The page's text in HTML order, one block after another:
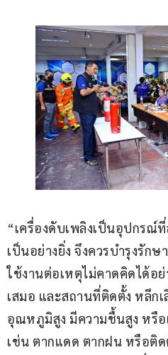
“เครื่องดับเพลิงเป็นอุปกร
เป็นอย่างยิ่ง จึงควรบำรุงรัก
ใช้งานต่อเหตุไม่คาดคิดได้อ
เสมอ และสถานที่ติดตั้ง หลีก
อุณหภูมิสูง มีความชื้นสูง หรือ
เช่น ตากแดด ตากฝน หรือติ